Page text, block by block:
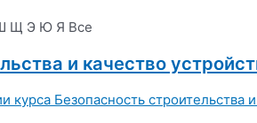
Щ Э Ю Я Все
и качество